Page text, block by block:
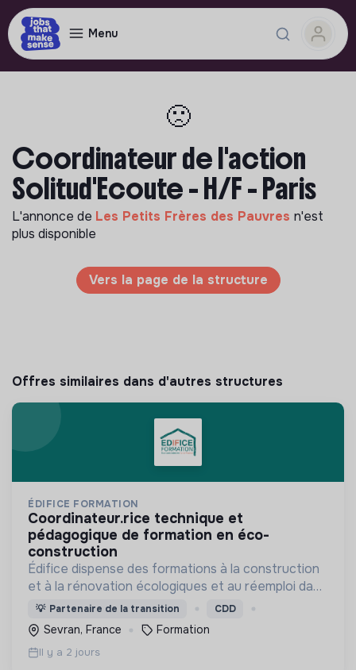
Menu
🙁
Coordinateur de l'action
Solitud'Ecoute - H/F - Paris
L'annonce de Les Petits Frères des Pauvres n'est
plus disponible
Vers la page de la structure
Offres similaires dans d'autres structures
ÉDIFICE FORMATION
coordinateur.rice technique et
pédagogique de formation en éco-
construction
Édifice dispense des formations à la construction
et à la rénovation écologiques et au réemploi dans
le bâtiment. Nos formations s'adressent à des
personnes en activité et des demandeurs
d'emploi.
💡 Partenaire de la transition CDD
Sevran, France Formation
Il y a 2 jours